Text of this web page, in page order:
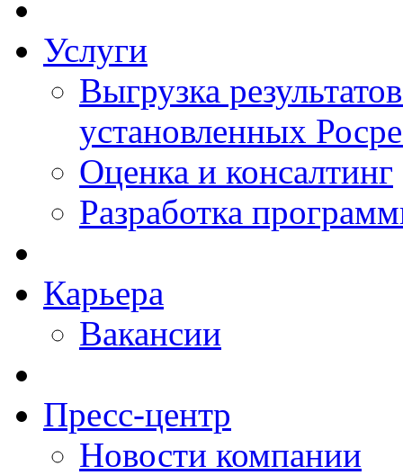
Услуги
Выгрузка
установленных
Оценка и консалтинг
Разработка
Карьера
Вакансии
Пресс-центр
Новости компании